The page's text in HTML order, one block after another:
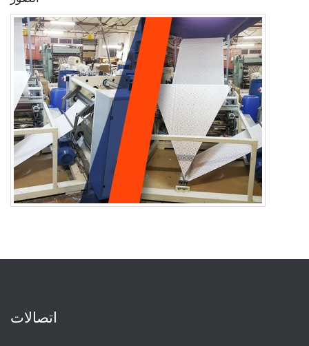
اتصالات